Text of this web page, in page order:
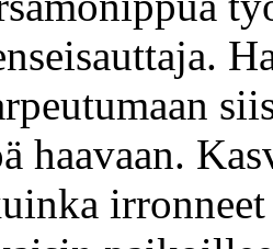
haavaan.